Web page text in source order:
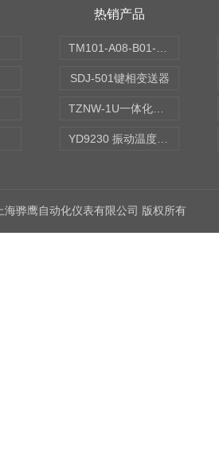
热销产品
SDJ-501键相变送器
骅鹰自动化仪表有限公司 版权所有